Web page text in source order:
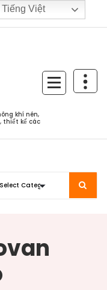
khí nén,
thiết kế các
Tiếng Việt